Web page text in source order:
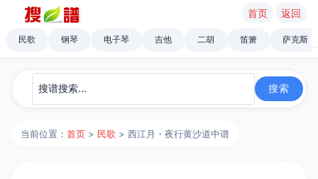
首页 返回
民歌 钢琴 电子琴 吉他 二胡 笛箫 萨克斯
当前位置：首页 > 民歌 > 西江月・夜行黄沙道中谱